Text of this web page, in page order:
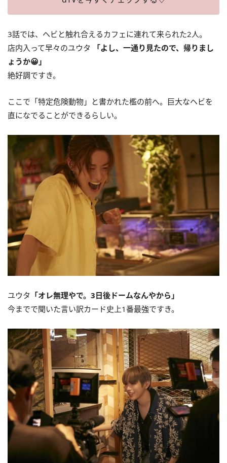
3話では、ヘビと触れ合えるカフェに連れて来られた2人。
店内入って早々のユウタ
「よし、一通り見たので、帰りまし
ょうか😀」
絶好調ですき。
ここで「特定危険動物」と書かれた檻の前へ。巨大なヘビを
直になでることができるらしい。
ユウタ 「オレ無理やで。3日後ドームなんやから」
今までで聞いた言い訳カード史上1番最強ですき。